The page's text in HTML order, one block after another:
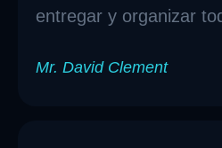
entregar y organizar
Mr. David Clement